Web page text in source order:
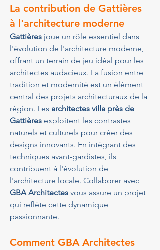
La contribution de Gattières
à l'architecture moderne
Gattières joue un rôle essentiel dans
l'évolution de l'architecture moderne,
offrant un terrain de jeu idéal pour les
architectes audacieux. La fusion entre
tradition et modernité est un élément
central des projets architecturaux de la
région. Les architectes villa près de
Gattières exploitent les contrastes
naturels et culturels pour créer des
designs innovants. En intégrant des
techniques avant-gardistes, ils
contribuent à l'évolution de
l'architecture locale. Collaborer avec
GBA Architectes vous assure un projet
qui reflète cette dynamique
passionnante.
Comment GBA Architectes